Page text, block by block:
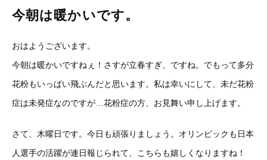
今朝は暖かいです。
おはようございます。
今朝は暖かいですねぇ！さすが立春すぎ、ですね。でもって多分
花粉もいっぱい飛ぶんだと思います。私は幸いにして、未だ花粉
症は未発症なのですが…花粉症の方、お見舞い申し上げます。
さて、木曜日です。今日も頑張りましょう。オリンピックも日本
人選手の活躍が連日報じられて、こちらも嬉しくなりますね！